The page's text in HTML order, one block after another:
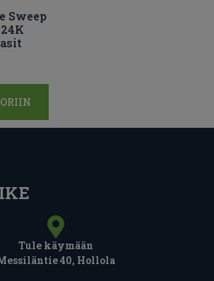
Sweep
Tule käymään
40, Hollola